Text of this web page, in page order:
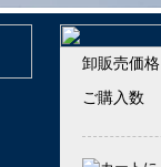
卸販売価格
ご購入数